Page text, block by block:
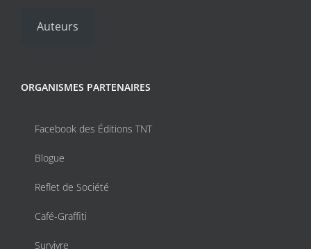
Auteurs
ORGANISMES PARTENAIRES
Facebook des Éditions TNT
Blogue
Reflet de Société
Café-Graffiti
Survivre